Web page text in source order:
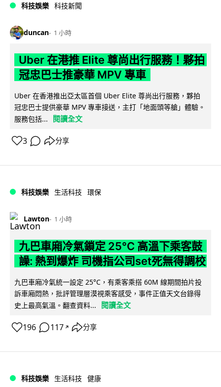
科技娛樂 科技新聞
duncan 1 小時
Uber 在港推 Elite 尊尚出行服務！夥拍
冠忠巴士推豪華 MPV 專車
Uber 在香港推出亞太區首個 Uber Elite 尊尚出行服務，夥拍
冠忠巴士提供豪華 MPV 專車接送，主打「地面頭等艙」體驗。
服務包括...
閱讀全文
3 分享
科技娛樂 生活科技 環保
Lawton 1 小時
九巴車廂冷氣鎖定 25°C 高溫下乘客鼓
譟: 熱到爆炸 司機指公司set死無得調校
九巴車廂冷氣統一設定 25°C，有乘客乘搭 60M 線期間拍片投
訴車廂悶熱，批評管理層漠視乘客感受，事件正值天文台錄得
史上最高氣溫。翻查資料...
閱讀全文
196 117 ↗ 分享
科技娛樂 生活科技 健康